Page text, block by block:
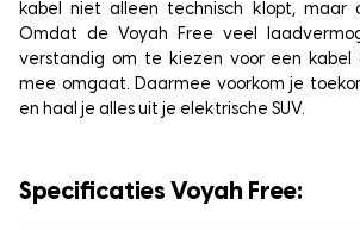
kabel niet alleen technisch klopt, maar
Omdat de Voyah Free veel
verstandig om te kiezen voor een kabel
mee omgaat. Daarmee voorkom je
en haal je alles uit je elektrische SUV.
Specificaties Voyah Free: